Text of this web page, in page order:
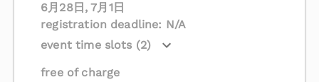
6月28日, 7月1日
registration deadline: N/A
event time slots (2)
free of charge